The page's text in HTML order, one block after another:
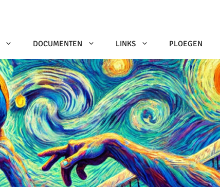
DOCUMENTEN LINKS PLOEGEN